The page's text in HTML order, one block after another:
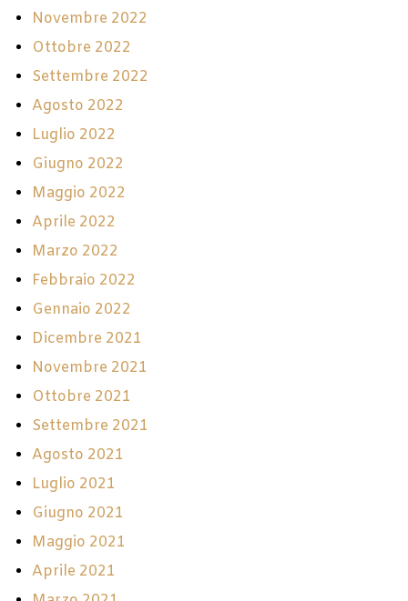
Novembre 2022
Ottobre 2022
Settembre 2022
Agosto 2022
Luglio 2022
Giugno 2022
Maggio 2022
Aprile 2022
Marzo 2022
Febbraio 2022
Gennaio 2022
Dicembre 2021
Novembre 2021
Ottobre 2021
Settembre 2021
Agosto 2021
Luglio 2021
Giugno 2021
Maggio 2021
Aprile 2021